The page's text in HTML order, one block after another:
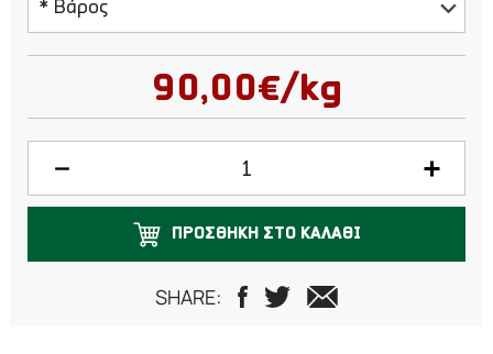
* Βάρος
20 γραμμάρια
50 γραμμάρια
100 γραμμάρια
125 γραμμάρια
150 γραμμάρια
90,00€/kg
ΠΡΟΣΘΗΚΗ ΣΤΟ ΚΑΛΑΘΙ
SHARE: